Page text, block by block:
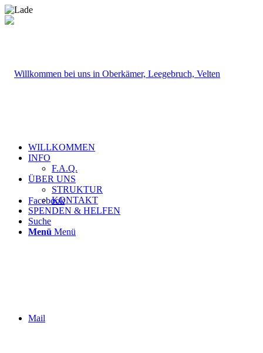
Facebook
Mail
WILLKOMMEN
INFO
F.A.Q.
ÜBER UNS
STRUKTUR
KONTAKT
SPENDEN & HELFEN
Suche
Menü Menü